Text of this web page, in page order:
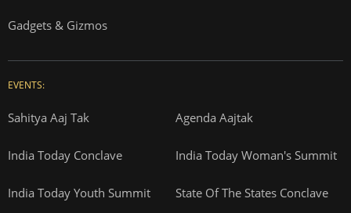
Gadgets & Gizmos
EVENTS:
Sahitya Aaj Tak Agenda Aajtak
India Today Conclave India Today Woman's Summit
India Today Youth Summit State Of The States Conclave